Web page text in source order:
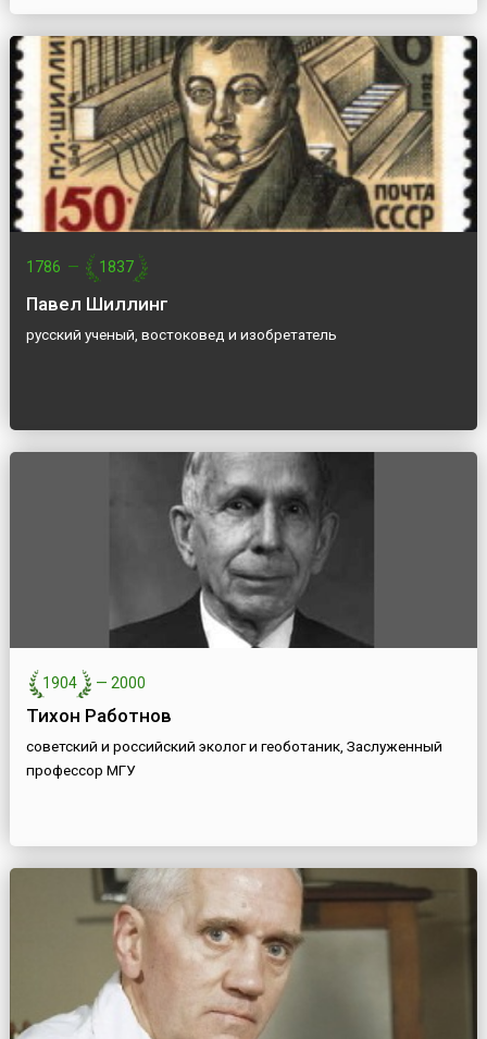
1786 — 1837
Павел Шиллинг
русский ученый, востоковед и изобретатель
1904 — 2000
Тихон Работнов
советский и российский эколог и геоботаник, Заслуженный
профессор МГУ